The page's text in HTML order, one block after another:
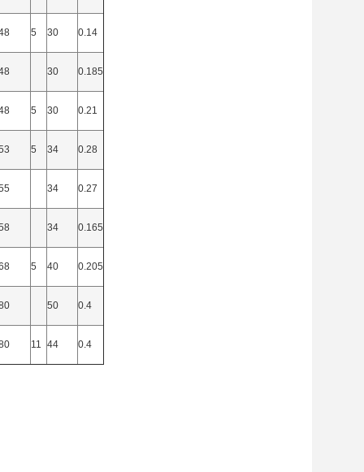
5 30 0.14
30 0.185
5 30 0.21
5 34 0.28
34 0.27
34 0.165
5 40 0.205
50 0.4
11 44 0.4